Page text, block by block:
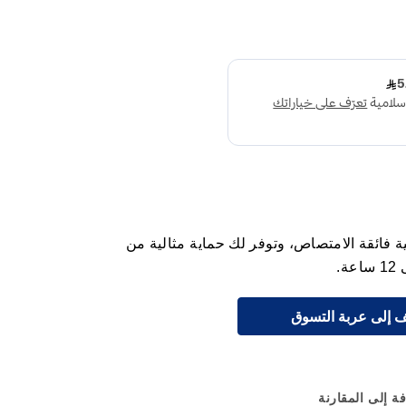
فائقة الامتصاص، وتوفر لك حماية مثالية من
إلى عربة التسوق
إلى المقارنة